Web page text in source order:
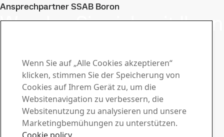
Ansprechpartner SSAB Boron
Wenden Sie sich mit Ihren
uns
Download-Center
Laden Sie Broschüren, Zertifikate und anderes Material
von SSAB herunter.
Zu den Downloads
Wenn Sie auf „Alle Cookies akzeptieren“
klicken, stimmen Sie der Speicherung von
Cookies auf Ihrem Gerät zu, um die
Websitenavigation zu verbessern, die
Websitenutzung zu analysieren und unsere
Marketingbemühungen zu unterstützen.